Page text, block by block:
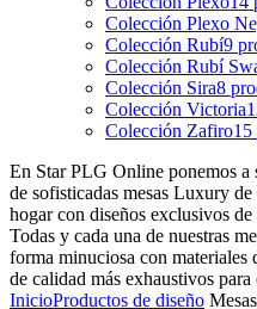
Colección Plexo
Colección Rubí9
Colección Rubí
Colección Sira8
Colección Victoria
Colección Zafiro15
En Star PLG Online ponemos
de sofisticadas mesas Luxury
hogar con diseños exclusivos de
Todas y cada una de nuestras
forma minuciosa con materiales
de calidad más exhaustivos
InicioProductos de diseño